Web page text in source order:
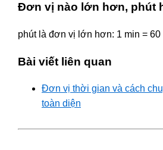
Đơn vị nào lớn hơn, phút
phút là đơn vị lớn hơn: 1 min = 60
Bài viết liên quan
Đơn vị thời gian và cách
toàn diện